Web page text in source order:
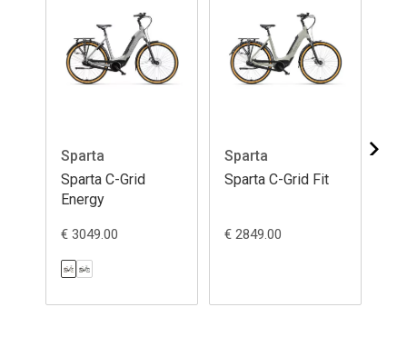
Sparta
Sparta C-Grid
Energy
€ 3049.00
Sparta
Sparta C-Grid Fit
€ 2849.00